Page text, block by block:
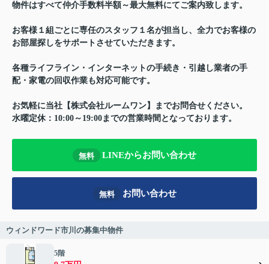
物件はすべて仲介手数料半額～最大無料にてご案内致します。
お客様１組ごとに専任のスタッフ１名が担当し、全力でお客様の
お部屋探しをサポートさせていただきます。
各種ライフライン・インターネットの手続き・引越し業者の手
配・家電の回収作業も対応可能です。
お気軽に当社【株式会社ルームワン】までお問合せください。
水曜定休：10:00～19:00までの営業時間となっております。
無料 LINEからお問い合わせ
無料 お問い合わせ
ウィンドワード市川の募集中物件
5階